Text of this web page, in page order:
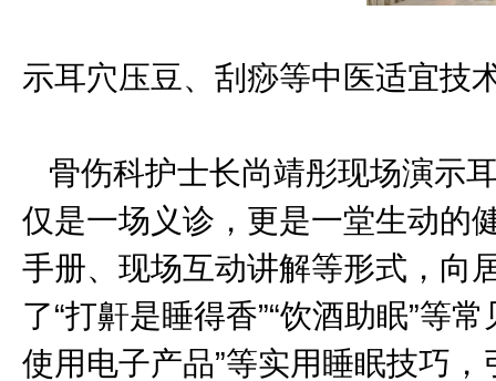
示耳穴压豆、刮痧等中医适宜技
骨伤科护士长尚靖彤现场演示
仅是一场义诊，更是一堂生动的
手册、现场互动讲解等形式，向
了“打鼾是睡得香”“饮酒助眠”等
使用电子产品”等实用睡眠技巧